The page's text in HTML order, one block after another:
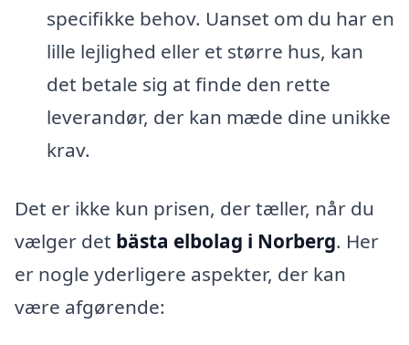
specifikke behov. Uanset om du har en
lille lejlighed eller et større hus, kan
det betale sig at finde den rette
leverandør, der kan mæde dine unikke
krav.
Det er ikke kun prisen, der tæller, når du
vælger det bästa elbolag i Norberg. Her
er nogle yderligere aspekter, der kan
være afgørende: